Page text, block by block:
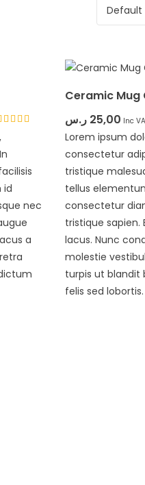
out of 5
id
nec
a
Ceramic Mug
25,00 ر.س Inc
Lorem ipsum
consectetur
tristique
tellus
consectetur
tristique sapien.
lacus. Nunc
molestie
turpis ut
felis sed lobortis.